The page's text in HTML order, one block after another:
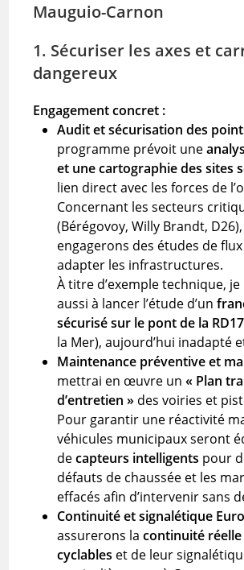
Mauguio-Carnon
1. Sécuriser les axes et
dangereux
Engagement concret :
Audit et sécurisation des
programme prévoit une
et une cartographie des sites
lien direct avec les forces de
Concernant les secteurs
(Bérégovoy, Willy Brandt,
engagerons des études de
adapter les infrastructures.
À titre d’exemple technique, je
aussi à lancer l’étude d’un
sécurisé sur le pont de la
la Mer), aujourd’hui inadapté
Maintenance préventive et
mettrai en œuvre un« Plan
d’entretien » des voiries et
Pour garantir une réactivité
véhicules municipaux seront
decapteurs intelligents pour
défauts de chaussée et les
effacés afin d’intervenir sans
Continuité et signalétique
assurerons lacontinuité réelle
cyclables et de leur